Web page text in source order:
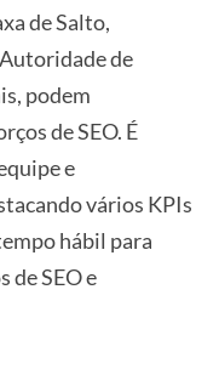
de Salto,
de
podem
de SEO. É
e
vários KPIs
hábil para
de SEO e